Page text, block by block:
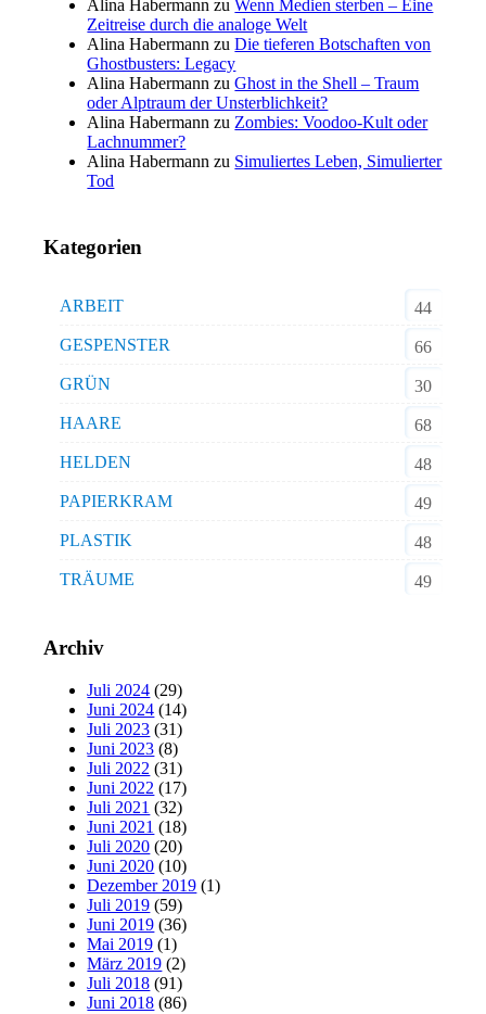
Alina Habermann zuWenn Medien sterben – Eine
Zeitreise durch die analoge Welt
Alina Habermann zuDie tieferen Botschaften von
Ghostbusters: Legacy
Alina Habermann zuGhost in the Shell – Traum
oder Alptraum der Unsterblichkeit?
Alina Habermann zu Zombies: Voodoo-Kult oder
Lachnummer?
Alina Habermann zu Simuliertes Leben, Simulierter
Tod
Kategorien
ARBEIT
44
GESPENSTER
66
GRÜN
30
HAARE
68
HELDEN
48
PAPIERKRAM
49
PLASTIK
48
TRÄUME
49
Archiv
Juli 2024 (29)
Juni 2024 (14)
Juli 2023 (31)
Juni 2023 (8)
Juli 2022 (31)
Juni 2022 (17)
Juli 2021 (32)
Juni 2021 (18)
Juli 2020 (20)
Juni 2020 (10)
Dezember 2019 (1)
Juli 2019 (59)
Juni 2019 (36)
Mai 2019 (1)
März 2019 (2)
Juli 2018 (91)
Juni 2018 (86)